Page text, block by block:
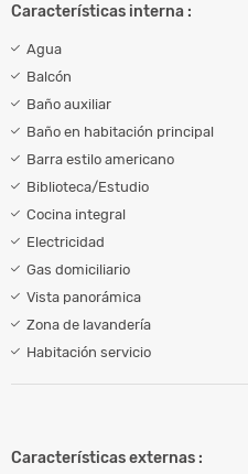
Características interna :
Agua
Balcón
Baño auxiliar
Baño en habitación principal
Barra estilo americano
Biblioteca/Estudio
Cocina integral
Electricidad
Gas domiciliario
Vista panorámica
Zona de lavandería
Habitación servicio
Características externas :